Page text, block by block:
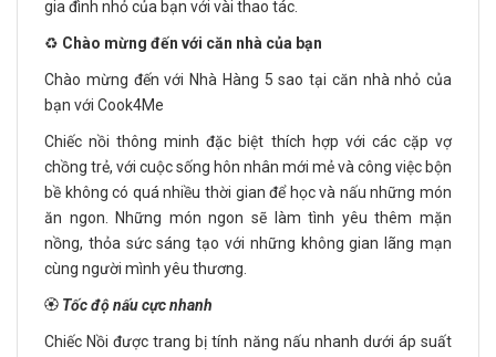
gia đình nhỏ của bạn với vài thao tác.
♻️ Chào mừng đến với căn nhà của bạn
Chào mừng đến với Nhà Hàng 5 sao tại căn nhà nhỏ của
bạn với Cook4Me
Chiếc nồi thông minh đặc biệt thích hợp với các cặp vợ
chồng trẻ, với cuộc sống hôn nhân mới mẻ và công việc bộn
bề không có quá nhiều thời gian để học và nấu những món
ăn ngon. Những món ngon sẽ làm tình yêu thêm mặn
nồng, thỏa sức sáng tạo với những không gian lãng mạn
cùng người mình yêu thương.
🏵️ Tốc độ nấu cực nhanh
Chiếc Nồi được trang bị tính năng nấu nhanh dưới áp suất